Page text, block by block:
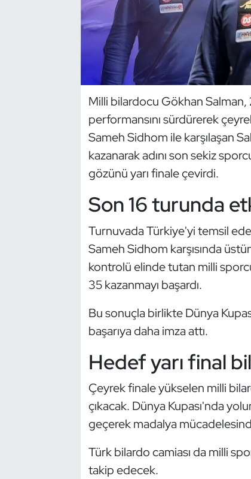
Milli bilardocu Gökhan Salman,
performansını sürdürerek
Sameh Sidhom ile karşılaşan
kazanarak adını son sekiz
gözünü yarı finale çevirdi.
Son 16 turunda
Turnuvada Türkiye'yi temsil
Sameh Sidhom karşısında
kontrolü elinde tutan milli
35 kazanmayı başardı.
Bu sonuçla birlikte Dünya
başarıya daha imza attı.
Hedef yarı final
Çeyrek finale yükselen milli
çıkacak. Dünya Kupası'nda
geçerek madalya
Türk bilardo camiası da milli
takip edecek.
Dans Sporları
Hava Sporları
İşitme Engelli Sporcular
Judo ve Kuraş
Kano ve Rafting